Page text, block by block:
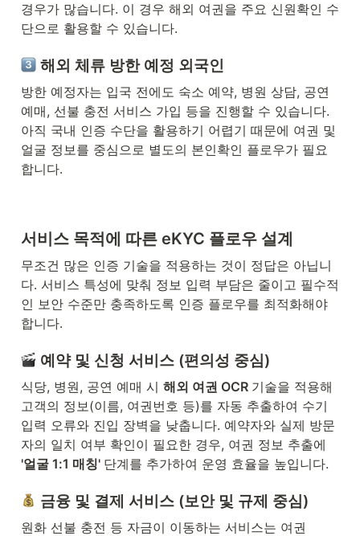
경우가 많습니다. 이 경우 해외 여권을 주요 신원확인 수
단으로 활용할 수 있습니다.
해외 체류 방한 예정 외국인
방한 예정자는 입국 전에도 숙소 예약, 병원 상담, 공연
예매, 선불 충전 서비스 가입 등을 진행할 수 있습니다.
아직 국내 인증 수단을 활용하기 어렵기 때문에 여권 및
얼굴 정보를 중심으로 별도의 본인확인 플로우가 필요
합니다.
서비스 목적에 따른 eKYC 플로우 설계
무조건 많은 인증 기술을 적용하는 것이 정답은 아닙니
다. 서비스 특성에 맞춰 정보 입력 부담은 줄이고 필수적
인 보안 수준만 충족하도록 인증 플로우를 최적화해야
합니다.
예약 및 신청 서비스 (편의성 중심)
식당, 병원, 공연 예매 시 해외 여권 OCR 기술을 적용해
고객의 정보(이름, 여권번호 등)를 자동 추출하여 수기
입력 오류와 진입 장벽을 낮춥니다. 예약자와 실제 방문
'얼굴 1:1 매칭' 단계를 추가하여 운영 효율을 높입니다.
금융 및 결제 서비스 (보안 및 규제 중심)
원화 선불 충전 등 자금이 이동하는 서비스는 여권